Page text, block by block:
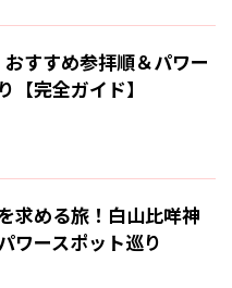
おすすめ参拝順＆パワー
【完全ガイド】
求める旅！白山比咩神
ワースポット巡り